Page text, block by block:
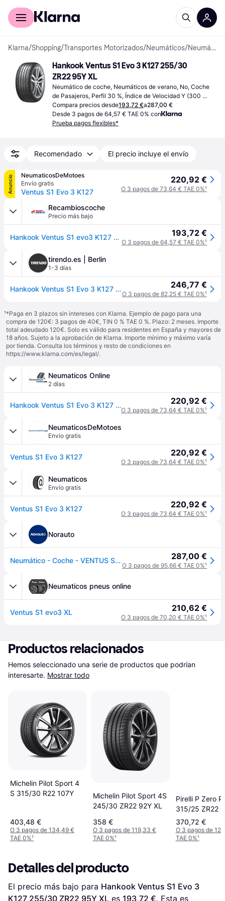
Comprar con Klarna
Klarna/Shopping/Transportes Motorizados/Neumáticos/ Neumáticos de coche
Hankook Ventus S1 Evo 3 K127 255/30
ZR22 95Y XL
Neumático de coche, Neumáticos de verano, No, Coche
de Pasajeros, Perfil 30 %, Índice de Velocidad Y (300
km/h)
Compara precios desde193,72 €a287,00 €
Desde 3 pagos de 64,57 € TAE 0% con
Prueba pagos flexibles*
Recomendado El precio incluye el envío
Anuncio
NeumaticosDeMotoes
Envío gratis
Ventus S1 Evo 3 K127
220,92 €
O 3 pagos de 73,64 € TAE 0%¹
Recambioscoche
Precio más bajo
Hankook Ventus S1 evo3 K127 255/30 R22 95Y coche de turismo Neumáticos de verano Neumáticos 1024262 193,72 €
O 3 pagos de 64,57 € TAE 0%¹
tirendo.es | Berlin
1-3 días
Hankook Ventus S1 Evo 3 K127 ( 255/30 ZR22 (95Y) XL 4PR con protector de llanta (MFS) SBL ) - negro 246,77 €
O 3 pagos de 82,25 € TAE 0%¹
¹*Paga en 3 plazos sin intereses con Klarna. Ejemplo de pago para una
compra de 120€: 3 pagos de 40€, TIN 0 % TAE 0 %. Plazo: 2 meses. Importe
total adeudado 120€. Solo es válido para residentes en España y mayores de
18 años. Sujeto a la aprobación de Klarna. Importe mínimo y máximo varía
por tienda. Consulta los términos y resto de condiciones en
https://www.klarna.com/es/legal/.
Neumaticos Online
2 días
Hankook Ventus S1 Evo 3 K127 ( 255/30 ZR22 (95Y) XL 4PR con protector de llanta (MFS) SBL ) 220,92 €
O 3 pagos de 73,64 € TAE 0%¹
NeumaticosDeMotoes
Envío gratis
Ventus S1 Evo 3 K127 220,92 €
O 3 pagos de 73,64 € TAE 0%¹
Neumaticos
Envío gratis
Ventus S1 Evo 3 K127 220,92 €
O 3 pagos de 73,64 € TAE 0%¹
Norauto
Neumático - Coche - VENTUS S1 EVO3 - Hankook - 255-30-22-95-Y 287,00 €
O 3 pagos de 95,66 € TAE 0%¹
Neumaticos pneus online
Ventus S1 evo3 XL 210,62 €
O 3 pagos de 70,20 € TAE 0%¹
Productos relacionados
Hemos seleccionado una serie de productos que podrían
interesarte. Mostrar todo
Michelin Pilot Sport 4
S 315/30 R22 107Y
403,48 €
O 3 pagos de 134,49 €
TAE 0%¹
Michelin Pilot Sport 4S
245/30 ZR22 92Y XL
358 €
O 3 pagos de 119,33 €
TAE 0%¹
Pirelli P Zero
315/25 ZR22
370,72 €
O 3 pagos de
TAE 0%¹
Detalles del producto
El precio más bajo para Hankook Ventus S1 Evo 3
K127 255/30 ZR22 95Y XL es 193,72 €. Esta es